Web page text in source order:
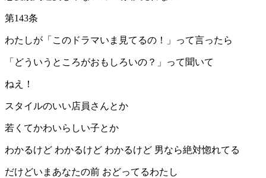
第143条
わたしが「このドラマいま見てるの！」って言ったら
「どういうところがおもしろいの？」って聞いて
ねえ！
スタイルのいい店員さんとか
若くてかわいらしい子とか
わかるけど わかるけど わかるけど 男なら絶対惚れてる
だけどいまあなたの前 おどってるわたし